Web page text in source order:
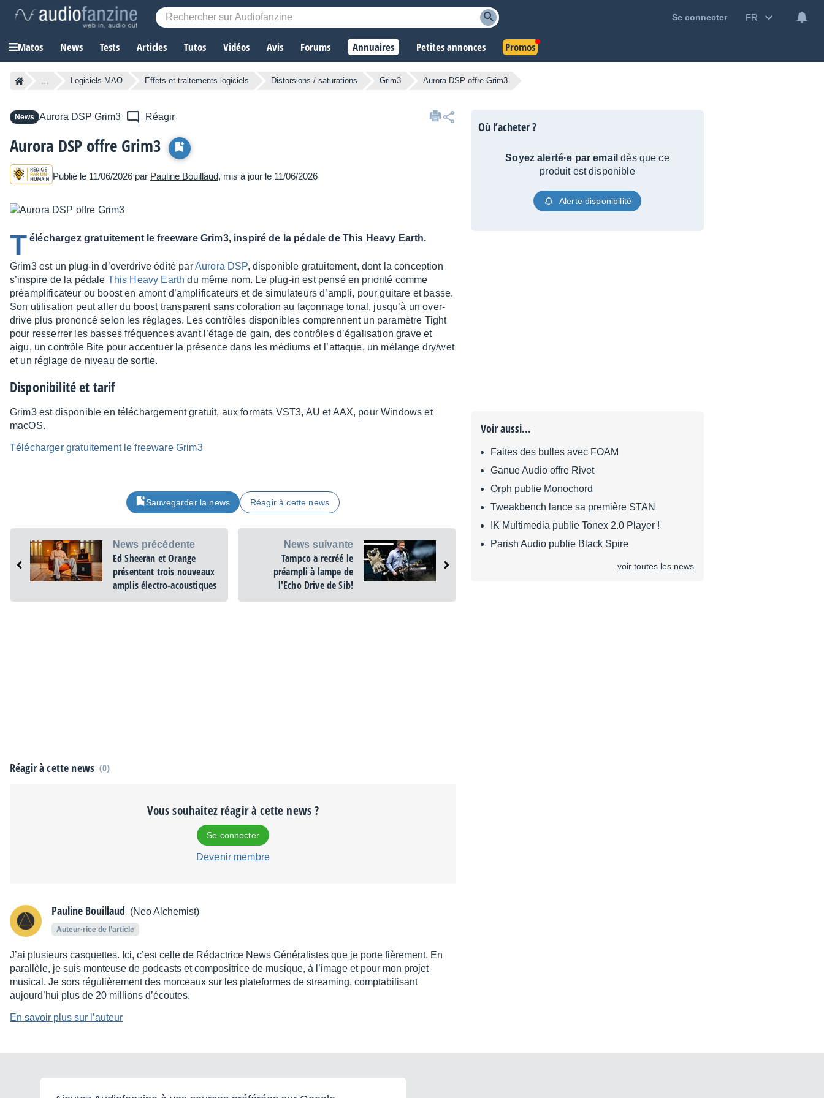
Se connecter FR
Matos News Tests Articles Tutos Vidéos Avis Forums Annuaires Petites annonces Promos
... Logiciels MAO Effets et traitements logiciels Distorsions / saturations Grim3 Aurora DSP offre Grim3
News Aurora DSP Grim3 Réagir
Aurora DSP offre Grim3
Publié le 11/06/2026 par Pauline Bouillaud, mis à jour le 11/06/2026
T éléchargez gratuitement le freeware Grim3, inspiré de la pédale de This Heavy Earth.
Grim3 est un plug-in d’over­drive édité parAurora DSP, dispo­nible gratui­te­ment, dont la concep­tion
s’ins­pire de la pédale This Heavy Earth du même nom. Le plug-in est pensé en prio­rité comme
préam­pli­fi­ca­teur ou boost en amont d’am­pli­fi­ca­teurs et de simu­la­teurs d’am­pli, pour guitare et basse.
Son utili­sa­tion peut aller du boost trans­pa­rent sans colo­ra­tion au façon­nage tonal, jusqu’à un over­
drive plus prononcé selon les réglages. Les contrôles dispo­nibles comprennent un para­mètre Tight
pour resser­rer les basses fréquences avant l’étage de gain, des contrôles d’éga­li­sa­tion grave et
aigu, un contrôle Bite pour accen­tuer la présence dans les médiums et l’at­taque, un mélange dry/wet
et un réglage de niveau de sortie.
Dispo­ni­bi­lité et tarif
Grim3 est dispo­nible en télé­char­ge­ment gratuit, aux formats VST3, AU et AAX, pour Windows et
macOS.
Télé­char­ger gratui­te­ment le free­ware Grim3
Sauvegarder la news Réagir à cette news
News précédente
Ed Sheeran et Orange
présentent trois nouveaux
amplis électro-acoustiques
News suivante
Tampco a recréé le
préampli à lampe de
l'Echo Drive de Sib!
Réagir à cette news (0)
Vous souhaitez réagir à cette news ?
Se connecter
Devenir membre
Pauline Bouillaud (Neo Alchemist)
Auteur·rice de l’article
J’ai plusieurs casquettes. Ici, c’est celle de Rédactrice News Généralistes que je porte fièrement. En
parallèle, je suis monteuse de podcasts et compositrice de musique, à l’image et pour mon projet
musical. Je sors régulièrement des morceaux sur les plateformes de streaming, comptabilisant
aujourd’hui plus de 20 millions d’écoutes.
En savoir plus sur l’auteur
Où l’acheter ?
Soyez alerté·e par email dès que ce
produit est disponible
Alerte disponibilité
Voir aussi...
Faites des bulles avec FOAM
Ganue Audio offre Rivet
Orph publie Monochord
Tweakbench lance sa première STAN
IK Multimedia publie Tonex 2.0 Player !
Parish Audio publie Black Spire
voir toutes les news